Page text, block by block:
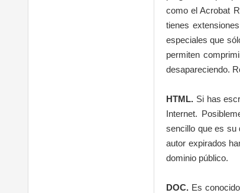
como el Acrobat
tienes
especiales que
permiten
desapareciendo.
HTML. Si has
Internet.
sencillo que es su
autor expirados
dominio público.
DOC. Es